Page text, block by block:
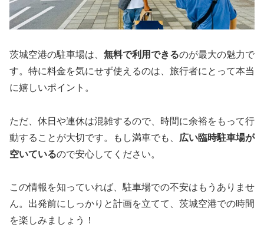
茨城空港の駐車場は、 無料で利用できるのが最大の魅力で
す。特に料金を気にせず使えるのは、旅行者にとって本当
に嬉しいポイント。
ただ、休日や連休は混雑するので、時間に余裕をもって行
動することが大切です。もし満車でも、 広い臨時駐車場が
空いているので安心してください。
この情報を知っていれば、駐車場での不安はもうありませ
ん。出発前にしっかりと計画を立てて、茨城空港での時間
を楽しみましょう！